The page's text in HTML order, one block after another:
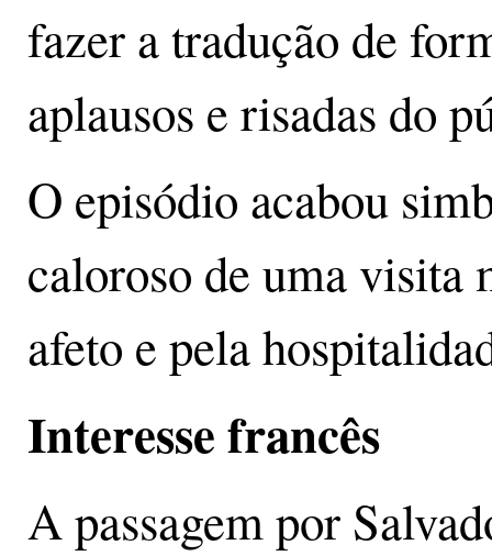
fazer a tradução de
aplausos e risadas do
O episódio acabou
caloroso de uma visita
afeto e pela
Interesse francês
A passagem por